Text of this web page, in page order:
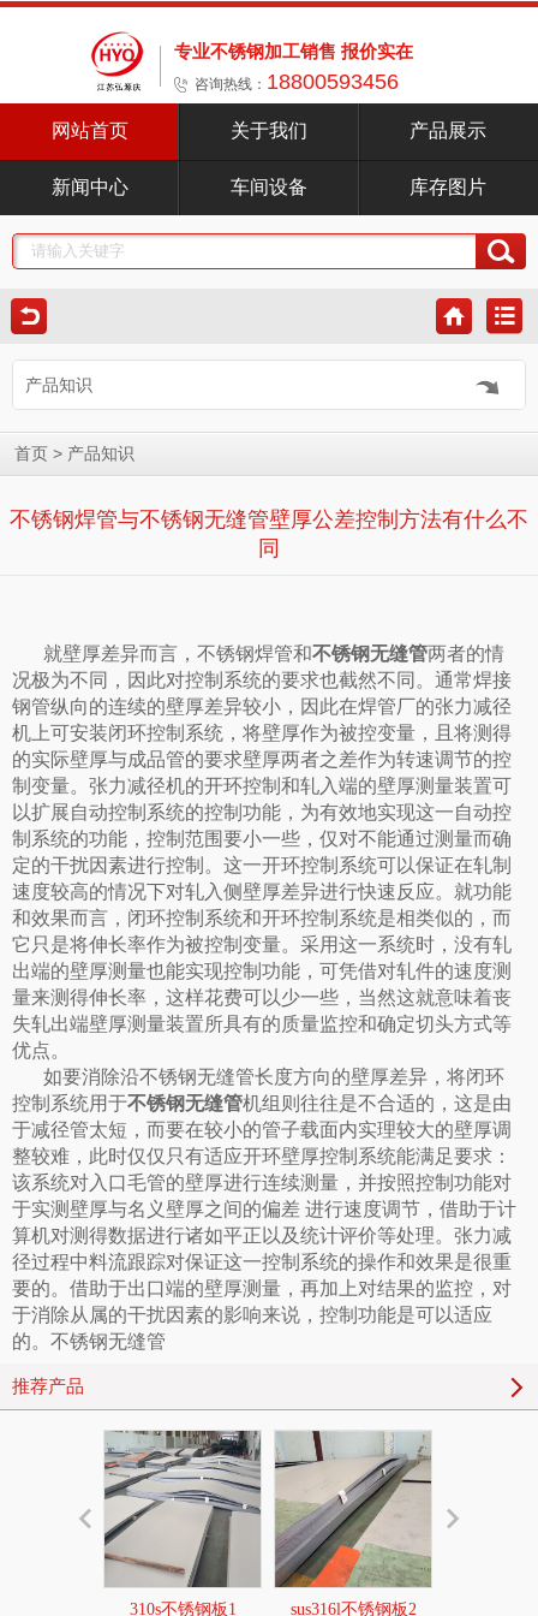
专业不锈钢加工销售 报价实在
咨询热线： 18800593456
网站首页 关于我们 产品展示
新闻中心 车间设备 库存图片
产品知识
首页 > 产品知识
不锈钢焊管与不锈钢无缝管壁厚公差控制方法有什么不
同
就壁厚差异而言，不锈钢焊管和不锈钢无缝管两者的情
况极为不同，因此对控制系统的要求也截然不同。通常焊接
钢管纵向的连续的壁厚差异较小，因此在焊管厂的张力减径
机上可安装闭环控制系统，将壁厚作为被控变量，且将测得
的实际壁厚与成品管的要求壁厚两者之差作为转速调节的控
制变量。张力减径机的开环控制和轧入端的壁厚测量装置可
以扩展自动控制系统的控制功能，为有效地实现这一自动控
制系统的功能，控制范围要小一些，仅对不能通过测量而确
定的干扰因素进行控制。这一开环控制系统可以保证在轧制
速度较高的情况下对轧入侧壁厚差异进行快速反应。就功能
和效果而言，闭环控制系统和开环控制系统是相类似的，而
它只是将伸长率作为被控制变量。采用这一系统时，没有轧
出端的壁厚测量也能实现控制功能，可凭借对轧件的速度测
量来测得伸长率，这样花费可以少一些，当然这就意味着丧
失轧出端壁厚测量装置所具有的质量监控和确定切头方式等
优点。
如要消除沿不锈钢无缝管长度方向的壁厚差异，将闭环
控制系统用于不锈钢无缝管机组则往往是不合适的，这是由
于减径管太短，而要在较小的管子载面内实理较大的壁厚调
整较难，此时仅仅只有适应开环壁厚控制系统能满足要求：
该系统对入口毛管的壁厚进行连续测量，并按照控制功能对
于实测壁厚与名义壁厚之间的偏差 进行速度调节，借助于计
算机对测得数据进行诸如平正以及统计评价等处理。张力减
径过程中料流跟踪对保证这一控制系统的操作和效果是很重
要的。借助于出口端的壁厚测量，再加上对结果的监控，对
于消除从属的干扰因素的影响来说，控制功能是可以适应
的。不锈钢无缝管
推荐产品
310s不锈钢板1 sus316l不锈钢板2